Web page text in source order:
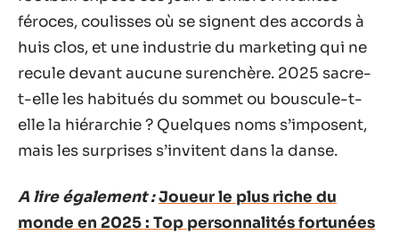
féroces, coulisses où se signent des accords à
huis clos, et une industrie du marketing qui ne
recule devant aucune surenchère. 2025 sacre-
t-elle les habitués du sommet ou bouscule-t-
elle la hiérarchie ? Quelques noms s’imposent,
mais les surprises s’invitent dans la danse.
A lire également :Joueur le plus riche du
monde en 2025 : Top personnalités fortunées